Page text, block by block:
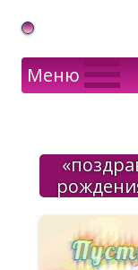
Gif Открытки в
Меню